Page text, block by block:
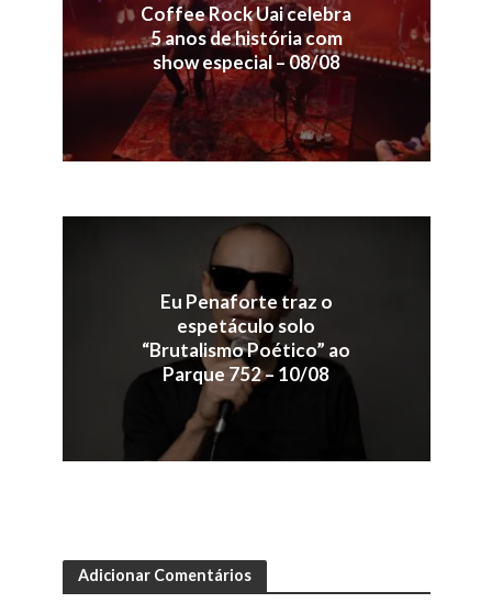
Coffee Rock Uai celebra
5 anos de história com
show especial – 08/08
Eu Penaforte traz o
espetáculo solo
“Brutalismo Poético” ao
Parque 752 – 10/08
Adicionar Comentários